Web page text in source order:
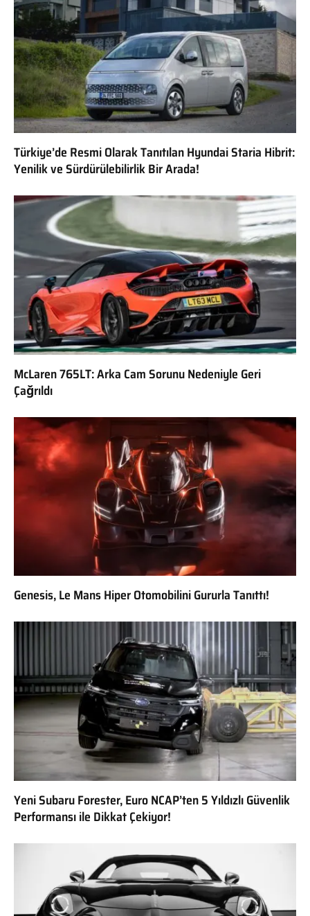
Türkiye’de Resmi Olarak Tanıtılan Hyundai Staria Hibrit:
Yenilik ve Sürdürülebilirlik Bir Arada!
McLaren 765LT: Arka Cam Sorunu Nedeniyle Geri
Çağrıldı
Genesis, Le Mans Hiper Otomobilini Gururla Tanıttı!
Yeni Subaru Forester, Euro NCAP’ten 5 Yıldızlı Güvenlik
Performansı ile Dikkat Çekiyor!